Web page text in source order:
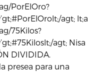
PorElOro?
agt; lt;a
75Kilos?
agt; Nisa
DIVIDIDA.
presea para una